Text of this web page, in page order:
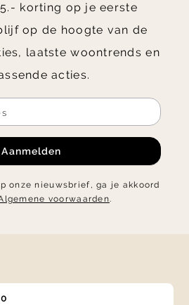
korting op je eerste
op de hoogte van de
laatste woontrends en
acties.
Aanmelden
onze nieuwsbrief, ga je akkoord
voorwaarden.